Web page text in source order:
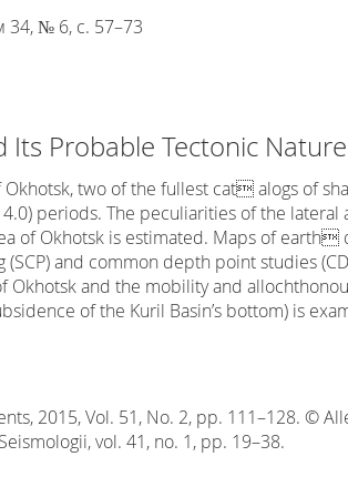
34, № 6, с. 57–73
Its Probable Tectonic Nature
two of the fullest cat alogs of
periods. The peculiarities of the
of Okhotsk is estimated. Maps of
and common depth point studies
and the mobility and
of the Kuril Basin’s bottom) is
2015, Vol. 51, No. 2, pp. 111–128. ©
vol. 41, no. 1, pp. 19–38.